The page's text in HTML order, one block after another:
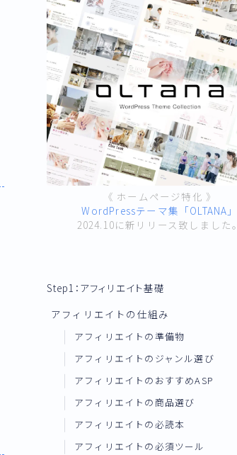
《 ホームページ特化 》
WordPressテーマ集「OLTANA」
2024.10に新リリース致しました。
Step1：アフィリエイト基礎
アフィリエイトの仕組み
アフィリエイトの準備物
アフィリエイトのジャンル選び
アフィリエイトのおすすめASP
アフィリエイトの商品選び
アフィリエイトの必読本
アフィリエイトの必須ツール